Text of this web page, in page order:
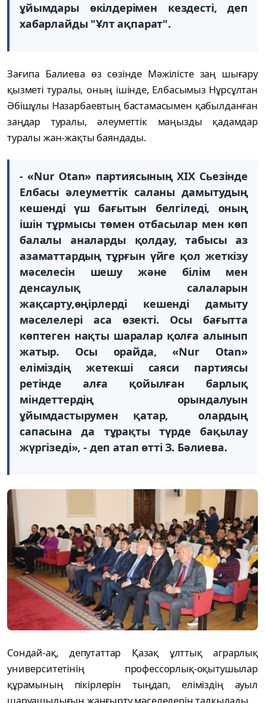
ұйымдары өкілдерімен кездесті, деп
хабарлайды "Ұлт ақпарат".
Зағипа Балиева өз сөзінде Мәжілісте заң шығару
қызметі туралы, оның ішінде, Елбасымыз Нұрсұлтан
Әбішұлы Назарбаевтың бастамасымен қабылданған
заңдар туралы, әлеуметтік маңызды қадамдар
туралы жан-жақты баяндады.
- «Nur Otan» партиясының ХІХ Сьезінде
Елбасы әлеуметтік саланы дамытудың
кешенді үш бағытын белгіледі, оның
ішін тұрмысы төмен отбасылар мен көп
балалы аналарды қолдау,
табысы аз
азаматтардың тұрғын үйге қол жеткізу
мәселесін шешу және білім мен
денсаулық салаларын
жақсарту,өңірлерді кешенді дамыту
мәселелері аса өзекті. Осы бағытта
көптеген нақты шаралар қолға алынып
жатыр. Осы орайда, «Nur Otan»
еліміздің жетекші саяси партиясы
ретінде алға қойылған барлық
міндеттердің орындалуын
ұйымдастырумен қатар, олардың
сапасына да тұрақты түрде бақылау
жүргізеді», - деп атап өтті З. Бәлиева.
Сондай-ақ, депутаттар Қазақ ұлт­тық аграрлық
университетінің профессорлық-оқытушылар
құрамының пікірлерін тыңдап, еліміздің ауыл
шаруашылығын жаң­ғырту мәселелерін талқылады.